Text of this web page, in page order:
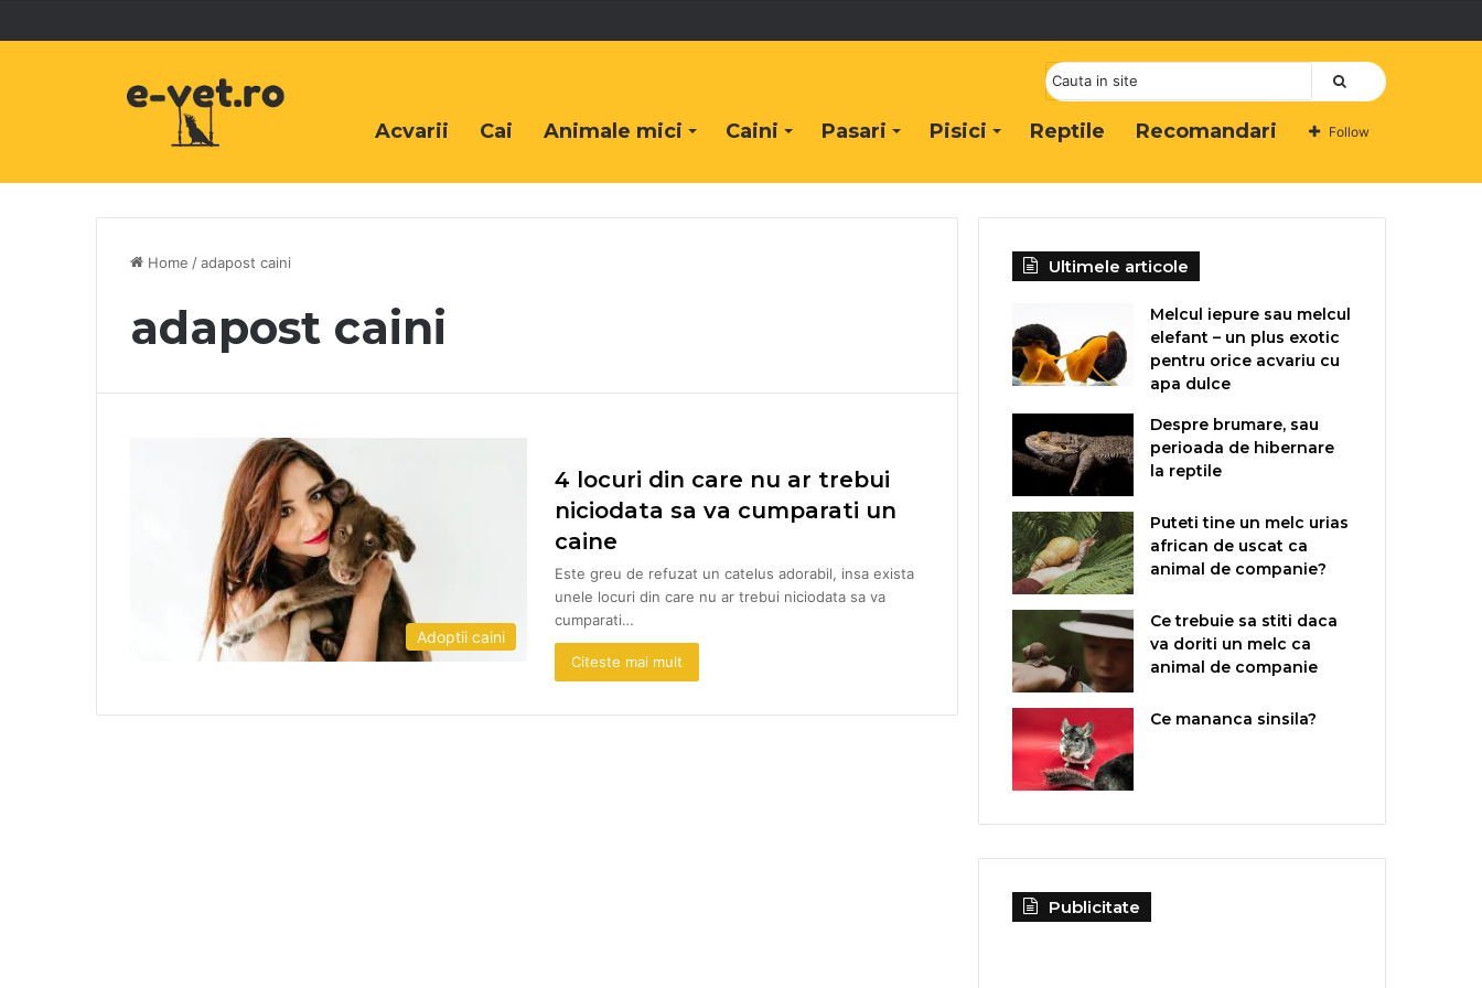
Cauta
Acvarii Cai Animale mici Caini Pasari Pisici Reptile Recomandari Follow
Home /adapost caini
adapost caini
Adoptii caini
4 locuri din care nu ar trebui
niciodata sa va cumparati un
caine
Este greu de refuzat un catelus adorabil, insa exista
unele locuri din care nu ar trebui niciodata sa va
cumparati…
Citeste mai mult
Ultimele articole
Melcul iepure sau melcul
elefant – un plus exotic
pentru orice acvariu cu
apa dulce
Despre brumare, sau
perioada de hibernare
la reptile
Puteti tine un melc urias
african de uscat ca
animal de companie?
Ce trebuie sa stiti daca
va doriti un melc ca
animal de companie
Ce mananca sinsila?
Publicitate